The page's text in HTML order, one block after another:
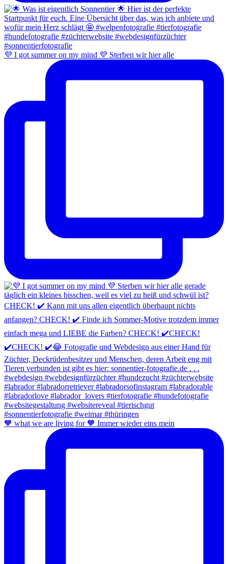
💜 I got summer on my mind 💜 Sterben wir hier alle
🧡 what we are living for 🧡 Immer wieder eins mein